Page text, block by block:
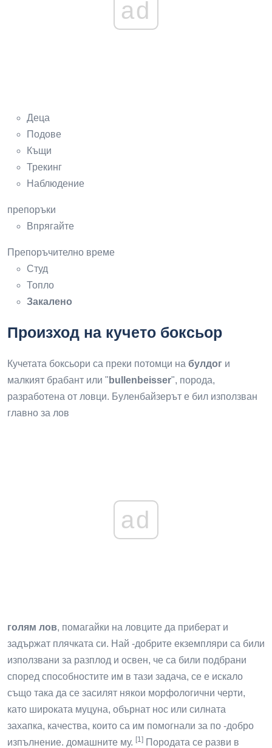
ad
Деца
Подове
Къщи
Трекинг
Наблюдение
препоръки
Впрягайте
Препоръчително време
Студ
Топло
Закалено
Произход на кучето боксьор
Кучетата боксьори са преки потомци на булдог и
малкият брабант или " bullenbeisser", порода,
разработена от ловци. Буленбайзерът е бил използван
главно за лов
ad
голям лов, помагайки на ловците да приберат и
задържат плячката си. Най -добрите екземпляри са били
използвани за разплод и освен, че са били подбрани
според способностите им в тази задача, се е искало
също така да се засилят някои морфологични черти,
като широката муцуна, обърнат нос или силната
захапка, качества, които са им помогнали за по -добро
изпълнение. домашните му. [1] Породата се разви в